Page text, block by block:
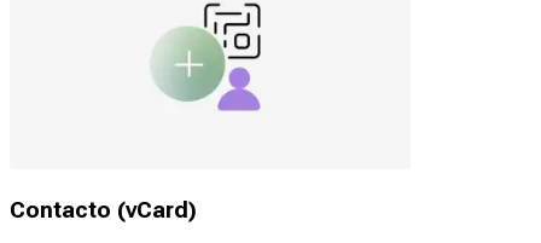
Contacto (vCard)